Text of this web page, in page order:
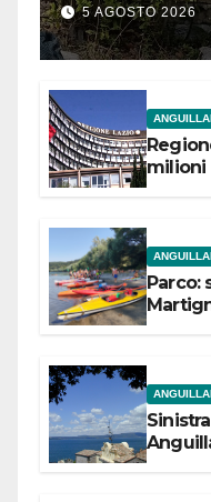
5 AGOSTO 2026
milioni
Parco: